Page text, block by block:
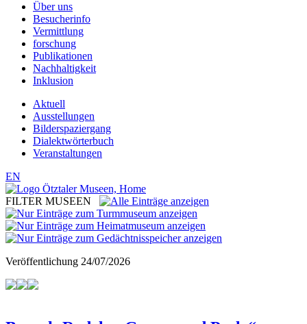
Über uns
Besucherinfo
Vermittlung
forschung
Publikationen
Nachhaltigkeit
Inklusion
Aktuell
Ausstellungen
Bilderspaziergang
Dialektwörterbuch
Veranstaltungen
EN
FILTER MUSEEN
Veröffentlichung 24/07/2026